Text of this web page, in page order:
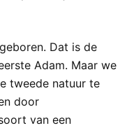
Dat is de
Adam. Maar we
tweede natuur te
door
van een